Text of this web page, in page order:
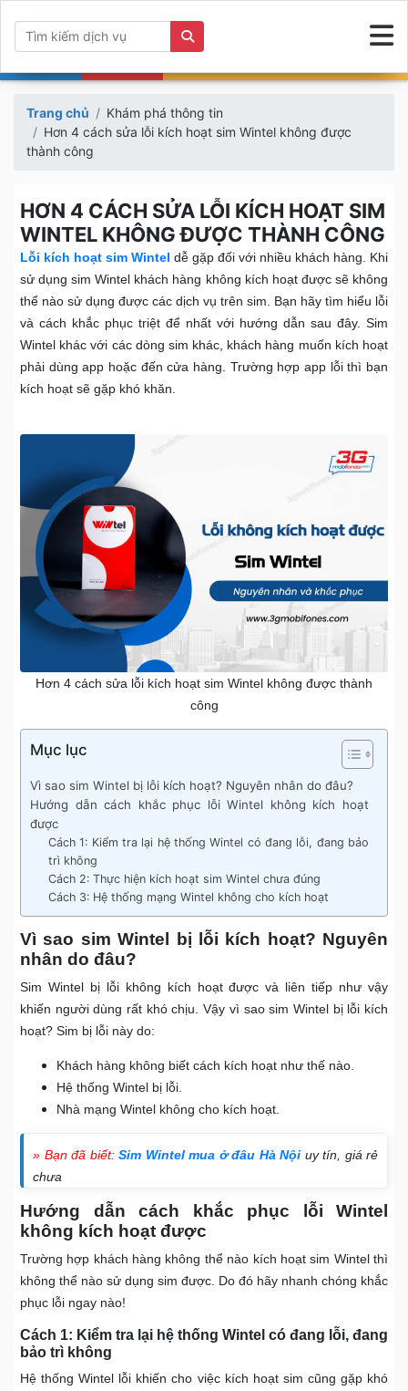
Trang chủ
Khám phá thông tin
Hơn 4 cách sửa lỗi kích hoạt sim Wintel không được
thành công
HƠN 4 CÁCH SỬA LỖI KÍCH HOẠT SIM
WINTEL KHÔNG ĐƯỢC THÀNH CÔNG
Lỗi kích hoạt sim Wintel dễ gặp đối với nhiều khách hàng. Khi
sử dụng sim Wintel khách hàng không kích hoạt được sẽ không
thể nào sử dụng được các dịch vụ trên sim. Bạn hãy tìm hiểu lỗi
và cách khắc phục triệt để nhất với hướng dẫn sau đây. Sim
Wintel khác với các dòng sim khác, khách hàng muốn kích hoạt
phải dùng app hoặc đến cửa hàng. Trường hợp app lỗi thì bạn
kích hoạt sẽ gặp khó khăn.
Hơn 4 cách sửa lỗi kích hoạt sim Wintel không được thành
công
Mục lục
Vì sao sim Wintel bị lỗi kích hoạt? Nguyên nhân do đâu?
Hướng dẫn cách khắc phục lỗi Wintel không kích hoạt
được
Cách 1: Kiểm tra lại hệ thống Wintel có đang lỗi, đang bảo
trì không
Cách 2: Thực hiện kích hoạt sim Wintel chưa đúng
Cách 3: Hệ thống mạng Wintel không cho kích hoạt
Vì sao sim Wintel bị lỗi kích hoạt? Nguyên
nhân do đâu?
Sim Wintel bị lỗi không kích hoạt được và liên tiếp như vậy
khiến người dùng rất khó chịu. Vậy vì sao sim Wintel bị lỗi kích
hoạt? Sim bị lỗi này do:
Khách hàng không biết cách kích hoạt như thế nào.
Hệ thống Wintel bị lỗi.
Nhà mạng Wintel không cho kích hoạt.
» Bạn đã biết: Sim Wintel mua ở đâu Hà Nội uy tín, giá rẻ
chưa
Hướng dẫn cách khắc phục lỗi Wintel
không kích hoạt được
Trường hợp khách hàng không thể nào kích hoạt sim Wintel thì
không thể nào sử dụng sim được. Do đó hãy nhanh chóng khắc
phục lỗi ngay nào!
Cách 1: Kiểm tra lại hệ thống Wintel có đang lỗi, đang
bảo trì không
Hệ thống Wintel lỗi khiến cho việc kích hoạt sim cũng gặp khó